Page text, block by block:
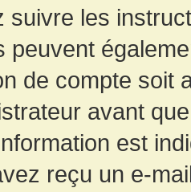
suivre les
peuvent
de compte soit
avant
est
reçu un e-